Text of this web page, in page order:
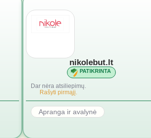
nikolebut.lt
PATIKRINTA
Dar nėra atsiliepimų.
Rašyti pirmąjį.
Apranga ir avalynė